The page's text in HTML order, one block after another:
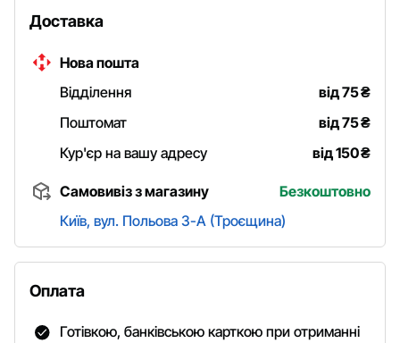
Доставка
Нова пошта
Відділення
від 75₴
Поштомат
від 75₴
Кур'єр на вашу адресу
від 150₴
Самовивіз з магазину
Безкоштовно
Київ, вул. Польова 3-А (Троєщина)
Оплата
Готівкою, банківською карткою при отриманні